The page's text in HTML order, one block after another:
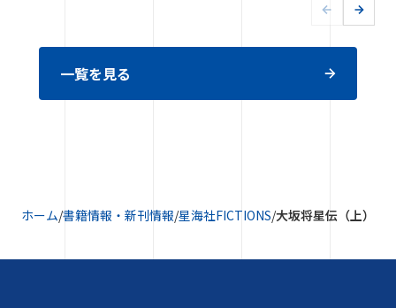
一覧を見る
ホーム/書籍情報・新刊情報/星海社FICTIONS/大坂将星伝（上）